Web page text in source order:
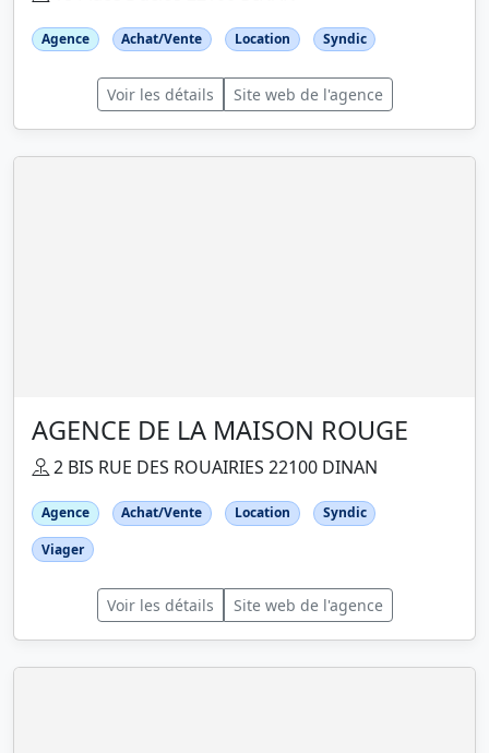
Agence Achat/Vente Location Syndic
Voir les détails Site web de l'agence
AGENCE DE LA MAISON ROUGE
2 BIS RUE DES ROUAIRIES 22100 DINAN
Agence Achat/Vente Location
Syndic
Viager
Voir les détails Site web de l'agence